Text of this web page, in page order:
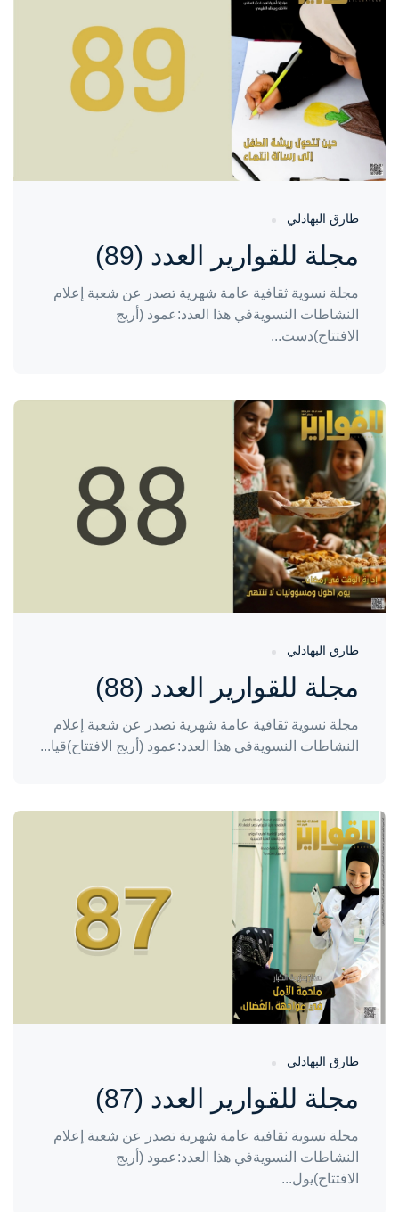
منذ 3 أشهر
طارق البهادلي
مجلة للقوارير العدد (89)
مجلة نسوية ثقافية عامة شهرية تصدر عن شعبة إعلام
النشاطات النسويةفي هذا العدد:عمود (أريج
الافتتاح)دست...
واحة المرأة
منذ 4 أشهر
طارق البهادلي
مجلة للقوارير العدد (88)
مجلة نسوية ثقافية عامة شهرية تصدر عن شعبة إعلام
النشاطات النسويةفي هذا العدد:عمود (أريج الافتتاح)قيا...
واحة المرأة
منذ 5 أشهر
طارق البهادلي
مجلة للقوارير العدد (87)
مجلة نسوية ثقافية عامة شهرية تصدر عن شعبة إعلام
النشاطات النسويةفي هذا العدد:عمود (أريج
الافتتاح)يول...